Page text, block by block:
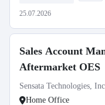
25.07.2026
Sales Account
Aftermarket OES
Sensata Technologies,
Home Office